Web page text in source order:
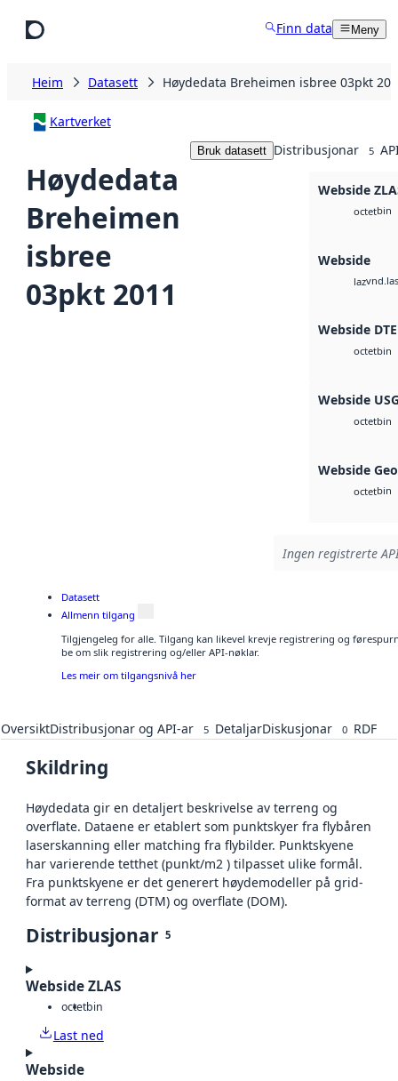
Finn data Meny
Heim Datasett Høydedata Breheimen isbree 03pkt
Kartverket
Høydedata
Breheimen
isbree
03pkt 2011
Bruk datasett Distribusjonar 5
Webside
octetbin
Webside
laz
Webside
octetbin
Webside
octetbin
Webside
octetbin
Ingen registrerte
Datasett
Allmenn tilgang
Tilgjengeleg for alle. Tilgang kan likevel krevje registrering og
be om slik registrering og/eller API-nøklar.
Les meir om tilgangsnivå her
OversiktDistribusjonar og API-ar 5 DetaljarDiskusjonar 0 RDF
Skildring
Høydedata gir en detaljert beskrivelse av terreng og
overflate. Dataene er etablert som punktskyer fra flybåren
laserskanning eller matching fra flybilder. Punktskyene
har varierende tetthet (punkt/m2 ) tilpasset ulike formål.
Fra punktskyene er det generert høydemodeller på grid-
format av terreng (DTM) og overflate (DOM).
Distribusjonar 5
Webside ZLAS
octetbin
Last ned
Webside